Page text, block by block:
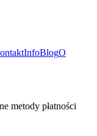
InfoBlogO
metody płatności